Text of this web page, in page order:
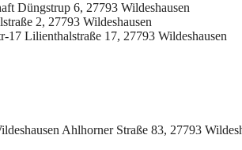
Düngstrup 6, 27793 Wildeshausen
2, 27793 Wildeshausen
17 Lilienthalstraße 17, 27793 Wildeshausen
Ahlhorner Straße 83, 27793